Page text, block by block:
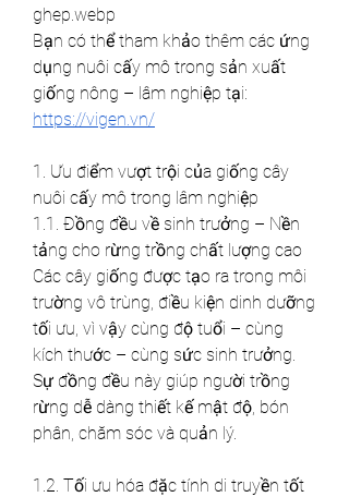
ghep.webp
Bạn có thể tham khảo thêm các ứng
dụng nuôi cấy mô trong sản xuất
https://vigen.vn/
1. Ưu điểm vượt trội của giống cây
nuôi cấy mô trong lâm nghiệp
1.1. Đồng đều về sinh trưởng – Nền
tảng cho rừng trồng chất lượng cao
Các cây giống được tạo ra trong môi
trường vô trùng, điều kiện dinh dưỡng
tối ưu, vì vậy cùng độ tuổi – cùng
kích thước – cùng sức sinh trưởng.
Sự đồng đều này giúp người trồng
rừng dễ dàng thiết kế mật độ, bón
phân, chăm sóc và quản lý.
1.2. Tối ưu hóa đặc tính di truyền tốt